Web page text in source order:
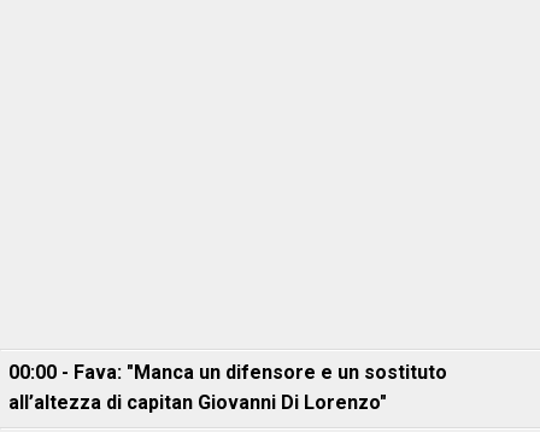
00:00 - Fava: "Manca un difensore e un sostituto
all’altezza di capitan Giovanni Di Lorenzo"